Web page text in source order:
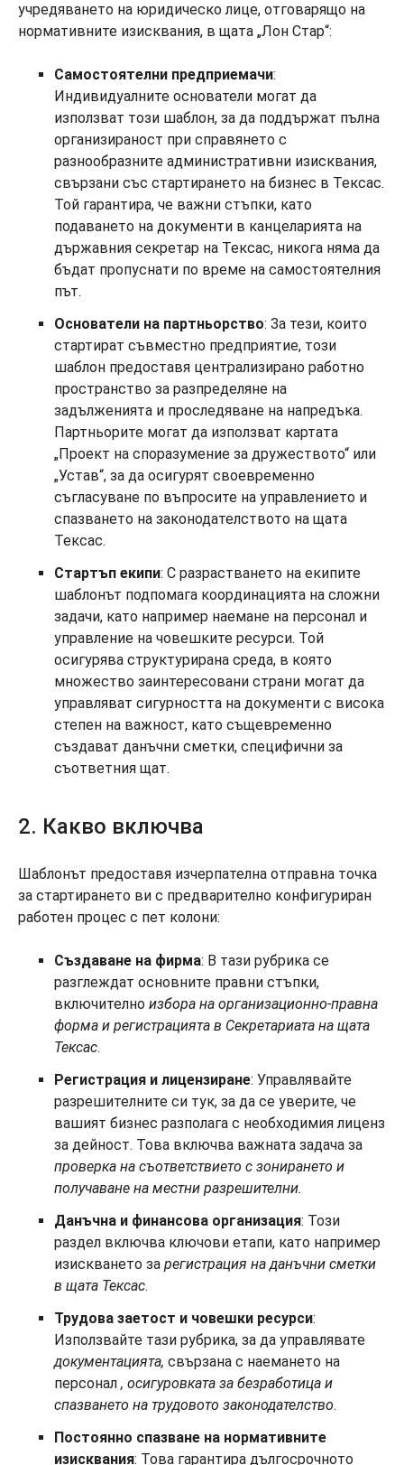
учредяването на юридическо лице, отговарящо на
нормативните изисквания, в щата „Лон Стар“:
Самостоятелни предприемачи:
Индивидуалните основатели могат да
използват този шаблон, за да поддържат пълна
организираност при справянето с
разнообразните административни изисквания,
свързани със стартирането на бизнес в Тексас.
Той гарантира, че важни стъпки, като
подаването на документи в канцеларията на
държавния секретар на Тексас, никога няма да
бъдат пропуснати по време на самостоятелния
път.
Основатели на партньорство: За тези, които
стартират съвместно предприятие, този
шаблон предоставя централизирано работно
пространство за разпределяне на
задълженията и проследяване на напредъка.
Партньорите могат да използват картата
„Проект на споразумение за дружеството“ или
„Устав“, за да осигурят своевременно
съгласуване по въпросите на управлението и
спазването на законодателството на щата
Тексас.
Стартъп екипи: С разрастването на екипите
шаблонът подпомага координацията на сложни
задачи, като например наемане на персонал и
управление на човешките ресурси. Той
осигурява структурирана среда, в която
множество заинтересовани страни могат да
управляват сигурността на документи с висока
степен на важност, като същевременно
създават данъчни сметки, специфични за
съответния щат.
2. Какво включва
Шаблонът предоставя изчерпателна отправна точка
за стартирането ви с предварително конфигуриран
работен процес с пет колони:
Създаване на фирма: В тази рубрика се
разглеждат основните правни стъпки,
включително избора на организационно-правна
форма и регистрацията в Секретариата на щата
Тексас.
Регистрация и лицензиране: Управлявайте
разрешителните си тук, за да се уверите, че
вашият бизнес разполага с необходимия лиценз
за дейност. Това включва важната задача за
проверка на съответствието с зонирането и
получаване на местни разрешителни.
Данъчна и финансова организация: Този
раздел включва ключови етапи, като например
изискването за регистрация на данъчни сметки
в щата Тексас.
Трудова заетост и човешки ресурси:
Използвайте тази рубрика, за да управлявате
документацията, свързана с наемането на
персонал , осигуровката за безработица и
спазването на трудовото законодателство.
Постоянно спазване на нормативните
изисквания: Това гарантира дългосрочното